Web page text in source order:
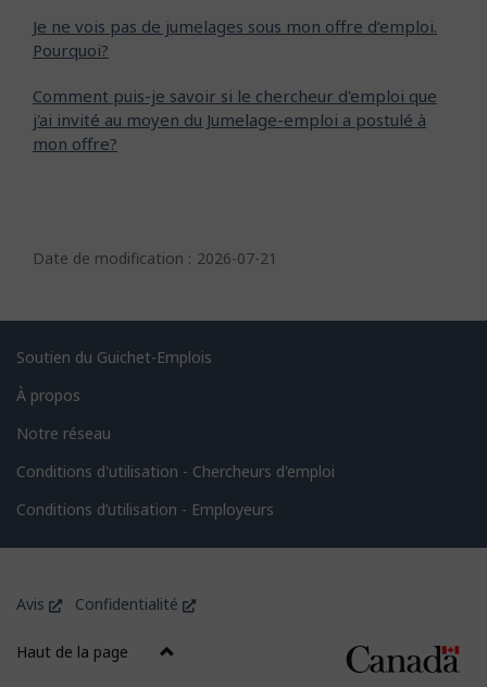
Je ne vois pas de jumelages sous mon offre d’emploi.
Pourquoi?
Comment puis-je savoir si le chercheur d'emploi que
j'ai invité au moyen du Jumelage-emploi a postulé à
mon offre?
é
a
i
l
d
e
l
a
e
Date de modification : 2026-07-21
Liens
connexes
Soutien du Guichet-Emplois
À propos
Notre réseau
Conditions d'utilisation - Chercheurs d'emploi
Conditions d’utilisation - Employeurs
du
gouvernement
Avis
Ce
ouvrira
dans
Confidentialité
Haut de la page